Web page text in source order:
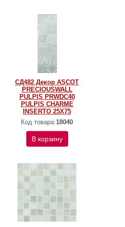
СД482 Декор ASCOT
PRECIOUSWALL
PULPIS PRWDC40
PULPIS CHARME
INSERTO 25X75
Код товара:18040
В корзину